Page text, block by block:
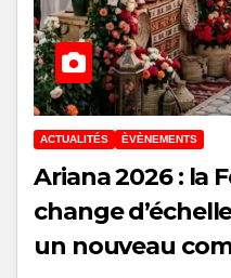
ACTUALITÉS ÈVÈNEMENTS
Ariana 2026 : la
change
un nouveau